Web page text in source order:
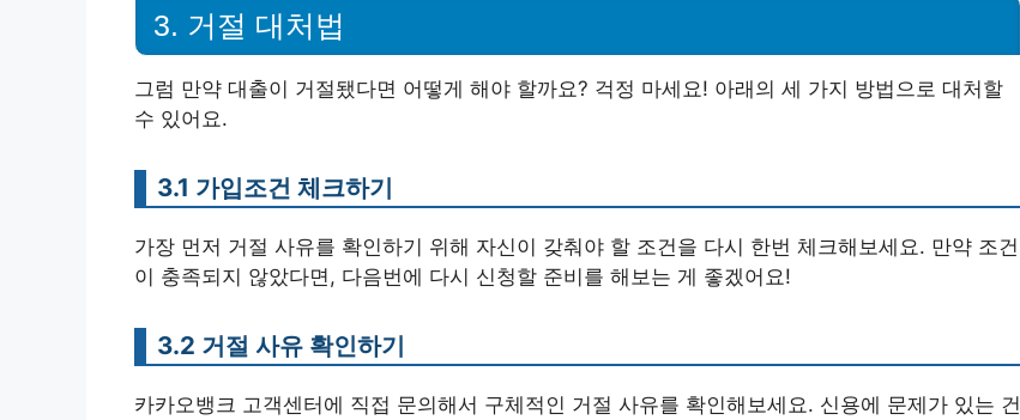
3. 거절 대처법
그럼 만약 대출이 거절됐다면 어떻게 해야 할까요? 걱정 마세요! 아래의 세 가지 방법으로 대처할
수 있어요.
3.1 가입조건 체크하기
가장 먼저 거절 사유를 확인하기 위해 자신이 갖춰야 할 조건을 다시 한번 체크해보세요. 만약 조건
이 충족되지 않았다면, 다음번에 다시 신청할 준비를 해보는 게 좋겠어요!
3.2 거절 사유 확인하기
카카오뱅크 고객센터에 직접 문의해서 구체적인 거절 사유를 확인해보세요. 신용에 문제가 있는 건